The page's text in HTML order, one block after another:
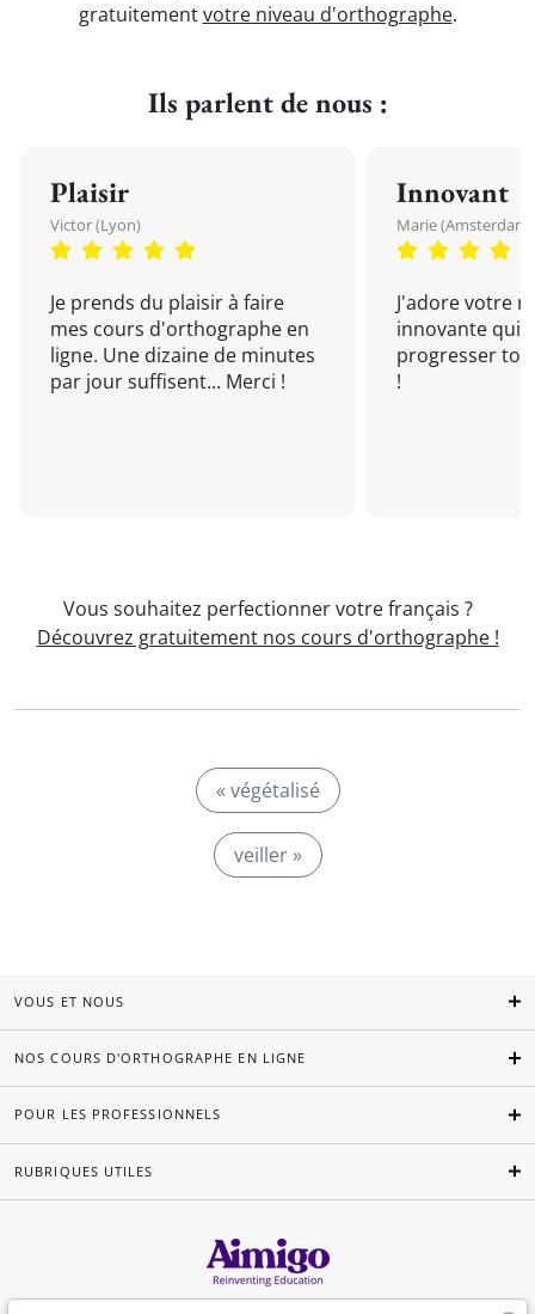
gratuitementvotre niveau d'orthographe.
Ils parlent de nous :
Plaisir
Victor (Lyon)
Je prends du plaisir à faire
mes cours d'orthographe en
ligne. Une dizaine de minutes
par jour suffisent... Merci !
Innovant
Marie (Amsterdam)
J'adore votre
innovante qui
progresser
!
Vous souhaitez perfectionner votre français ?
Découvrez gratuitement nos cours d'orthographe !
« végétalisé
veiller »
VOUS ET NOUS
NOS COURS D'ORTHOGRAPHE EN LIGNE
POUR LES PROFESSIONNELS
RUBRIQUES UTILES